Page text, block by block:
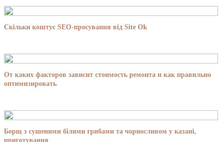
Скільки коштує SEO-просування від Site Ok
От каких факторов зависит стоимость ремонта и как правильно
оптимизировать
Борщ з сушеними білими грибами та чорносливом у казані,
приготування